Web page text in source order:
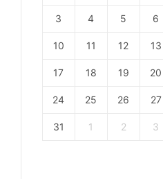
3 4 5 6
10 11 12 13
17 18 19 20
24 25 26 27
31 1 2 3